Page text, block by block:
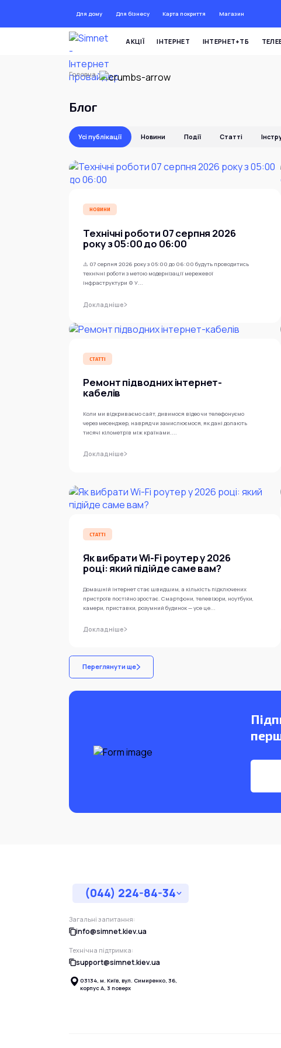
Для дому Для бізнесу Карта покриття Магазин ДО 72
АКЦІЇ ІНТЕРНЕТ ІНТЕРНЕТ+ТБ
Головна
Блог
Усі публікації Новини Події Статті
НОВИНИ
Технічні роботи 07 серпня 2026
року з 05:00 до 06:00
⚠️ 07 серпня 2026 року з 05:00 до 06:00 будуть проводитись
технічні роботи з метою модернізації мережевої
інфраструктури ⚙️ У...
Докладніше
СТАТТІ
Ремонт підводних інтернет-
кабелів
Коли ми відкриваємо сайт, дивимося відео чи телефонуємо
через месенджер, навряд чи замислюємося, як дані долають
тисячі кілометрів між країнами....
Докладніше
СТАТТІ
Як вибрати Wi-Fi роутер у 2026
році: який підійде саме вам?
Домашній інтернет стає швидшим, а кількість підключених
пристроїв постійно зростає. Смартфони, телевізори, ноутбуки,
камери, приставки, розумний будинок — усе це...
Докладніше
Переглянути ще
(044) 224-84-34
Загальні запитання:
info@simnet.kiev.ua
Технічна підтримка:
support@simnet.kiev.ua
03134, м. Київ, вул. Симиренко, 36,
корпус А, 3 поверх